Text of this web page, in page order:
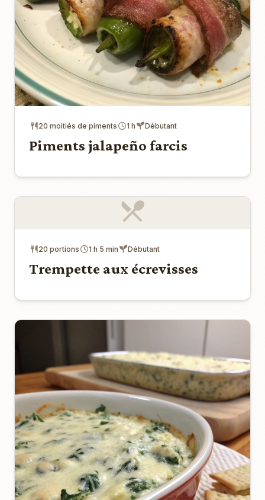
20 moitiés de piments 1 h Débutant
Piments jalapeño farcis
20 portions 1 h 5 min Débutant
Trempette aux écrevisses